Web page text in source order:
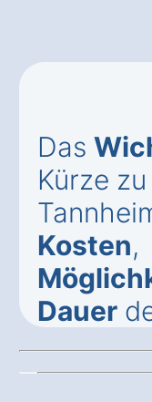
Das
Kürze
Kosten,
Dauer